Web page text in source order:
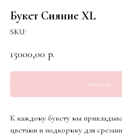
Букет Cияние XL
SKU:
15000,00 р.
Заказать
К каждому букету мы
цветами и подкормку для